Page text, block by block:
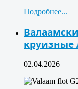
Подробнее...
круизные
02.04.2026